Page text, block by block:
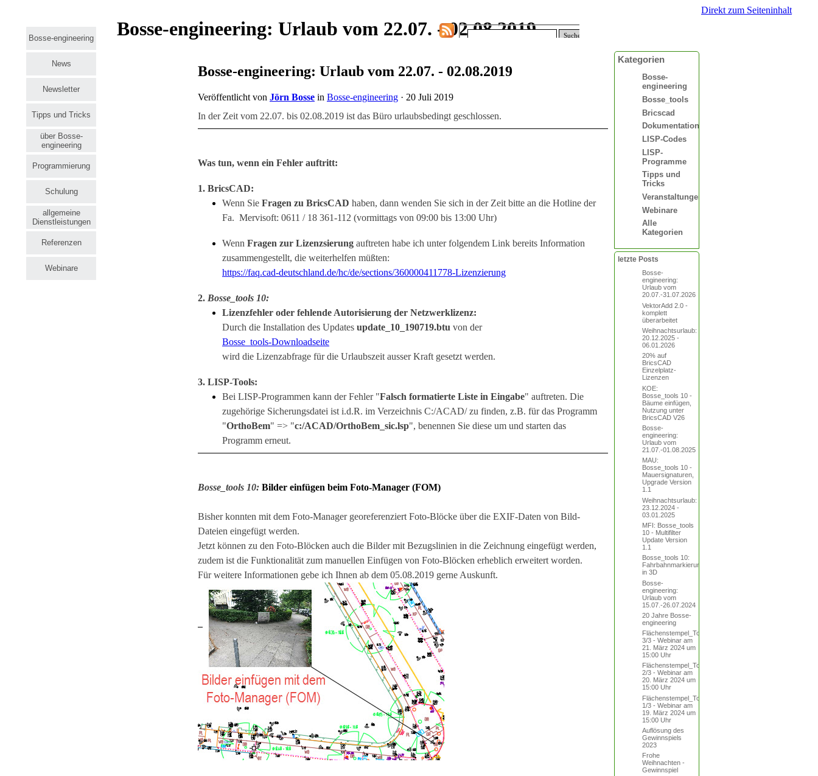
Bosse-engineering: Urlaub vom 22.07. - 02.08.2019 Suchen
Direkt zum Seiteninhalt
Bosse-engineering
News
Newsletter
Tipps und Tricks
über Bosse-
engineering
Programmierung
Schulung
allgemeine
Dienstleistungen
Referenzen
Webinare
Bosse-engineering: Urlaub vom 22.07. - 02.08.2019
Veröffentlicht von Jörn Bosse in Bosse-engineering · 20 Juli 2019
In der Zeit vom 22.07. bis 02.08.2019 ist das Büro urlaubsbedingt geschlossen.
Was tun, wenn ein Fehler auftritt:
1. BricsCAD:
Wenn Sie Fragen zu BricsCAD haben, dann wenden Sie sich in der Zeit bitte an die Hotline der
Fa. Mervisoft: 0611 / 18 361-112 (vormittags von 09:00 bis 13:00 Uhr)
Wenn Fragen zur Lizenzsierung auftreten habe ich unter folgendem Link bereits Information
zusammengestellt, die weiterhelfen müßten:
https://faq.cad-deutschland.de/hc/de/sections/360000411778-Lizenzierung
2. Bosse_tools 10:
Lizenzfehler oder fehlende Autorisierung der Netzwerklizenz:
Durch die Installation des Updates update_10_190719.btu von der
Bosse_tools-Downloadseite
wird die Lizenzabfrage für die Urlaubszeit ausser Kraft gesetzt werden.
3. LISP-Tools:
Bei LISP-Programmen kann der Fehler "Falsch formatierte Liste in Eingabe" auftreten. Die
zugehörige Sicherungsdatei ist i.d.R. im Verzeichnis C:/ACAD/ zu finden, z.B. für das Programm
"OrthoBem" => "c:/ACAD/OrthoBem_sic.lsp", benennen Sie diese um und starten das
Programm erneut.
Bosse_tools 10: Bilder einfügen beim Foto-Manager (FOM)
Bisher konnten mit dem Foto-Manager georeferenziert Foto-Blöcke über die EXIF-Daten von Bild-
Dateien eingefügt werden.
Jetzt können zu den Foto-Blöcken auch die Bilder mit Bezugslinien in die Zeichnung eingefügt werden,
zudem ist die Funktionalität zum manuellen Einfügen von Foto-Blöcken erheblich erweitert worden.
Für weitere Informationen gebe ich Ihnen ab dem 05.08.2019 gerne Auskunft.
Kategorien
Bosse-
engineering
Bosse_tools
Bricscad
Dokumentationen
LISP-Codes
LISP-
Programme
Tipps und
Tricks
Veranstaltungen
Webinare
Alle
Kategorien
letzte Posts
Bosse-
engineering:
Urlaub vom
20.07.-31.07.2026
VektorAdd 2.0 -
komplett
überarbeitet
Weihnachtsurlaub:
20.12.2025 -
06.01.2026
20% auf
BricsCAD
Einzelplatz-
Lizenzen
KOE:
Bosse_tools 10 -
Bäume einfügen,
Nutzung unter
BricsCAD V26
Bosse-
engineering:
Urlaub vom
21.07.-01.08.2025
MAU:
Bosse_tools 10 -
Mauersignaturen,
Upgrade Version
1.1
Weihnachtsurlaub:
23.12.2024 -
03.01.2025
MFI: Bosse_tools
10 - Multifilter
Update Version
1.1
Bosse_tools 10:
Fahrbahnmarkierungen
in 3D
Bosse-
engineering:
Urlaub vom
15.07.-26.07.2024
20 Jahre Bosse-
engineering
Flächenstempel_Tool
3/3 - Webinar am
21. März 2024 um
15:00 Uhr
Flächenstempel_Tool
2/3 - Webinar am
20. März 2024 um
15:00 Uhr
Flächenstempel_Tool
1/3 - Webinar am
19. März 2024 um
15:00 Uhr
Auflösung des
Gewinnspiels
2023
Frohe
Weihnachten -
Gewinnspiel